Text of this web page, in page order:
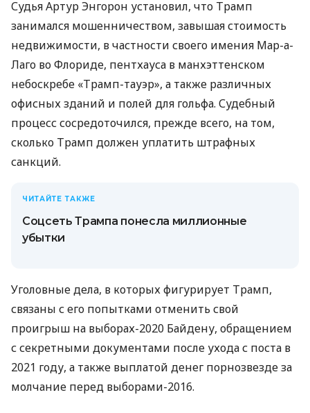
Судья Артур Энгорон установил, что Трамп
занимался мошенничеством, завышая стоимость
недвижимости, в частности своего имения Мар-а-
Лаго во Флориде, пентхауса в манхэттенском
небоскребе «Трамп-тауэр», а также различных
офисных зданий и полей для гольфа. Судебный
процесс сосредоточился, прежде всего, на том,
сколько Трамп должен уплатить штрафных
санкций.
ЧИТАЙТЕ ТАКЖЕ
Соцсеть Трампа понесла миллионные
убытки
Уголовные дела, в которых фигурирует Трамп,
связаны с его попытками отменить свой
проигрыш на выборах-2020 Байдену, обращением
с секретными документами после ухода с поста в
2021 году, а также выплатой денег порнозвезде за
молчание перед выборами-2016.